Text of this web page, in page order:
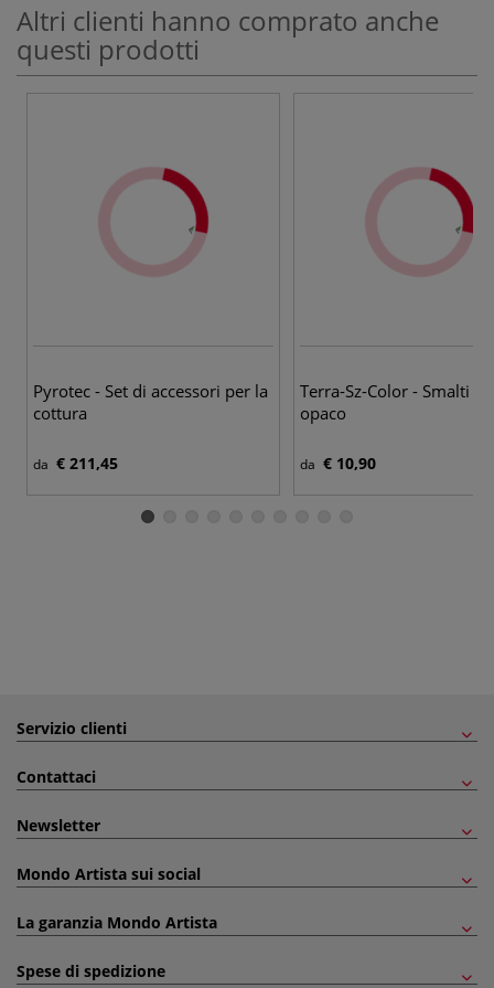
Altri clienti hanno comprato anche
questi prodotti
Pyrotec - Set di accessori per la
cottura
da € 211,45
Terra-Sz-Color - Smalti a
opaco
da € 10,90
Servizio clienti
Contattaci
Newsletter
Mondo Artista sui social
La garanzia Mondo Artista
Spese di spedizione